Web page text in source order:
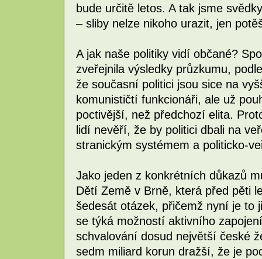
bude určitě letos. A tak jsme
– sliby nelze nikoho urazit, jen
A jak naše politiky vidí občané?
zveřejnila výsledky průzkumu,
že současní politici jsou sice na
komunističtí funkcionáři, ale už
poctivější, než předchozí elita.
lidí nevěří, že by politici dbali na
stranickým systémem a politicko-
Jako jeden z konkrétních důkazů
Dětí Země v Brně, která před pěti
šedesát otázek, přičemž nyní je to
se týká možností aktivního
schvalování dosud největší české
sedm miliard korun dražší, že je